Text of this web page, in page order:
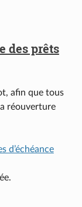
des prêts
afin que tous
réouverture
d’échéance